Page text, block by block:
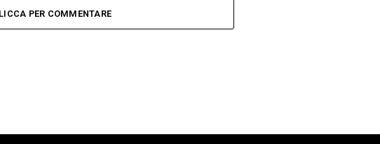
PER COMMENTARE